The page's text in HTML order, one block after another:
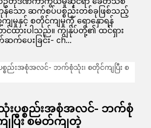
န်သော ဆက်စပ်ပစ္စည်းတစ်ခုဖြစ်သည့်
မှုနှင့် စတိုင်ကျမှုကို ရောနှောရန်
ာင်ထားပါသည်။ ကျွန်ုပ်တို့၏ ထင်ရှား
ပေးခြင်း- ch...
းပစ္စည်းအစုံအလင်- ဘက်စုံ
ျပြီး စမတ်ကျတဲ့